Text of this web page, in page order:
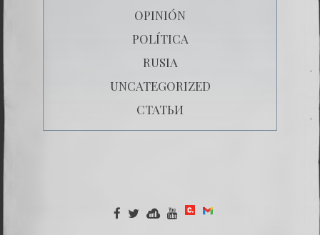
OPINIÓN
POLÍTICA
RUSIA
UNCATEGORIZED
СТАТЬИ